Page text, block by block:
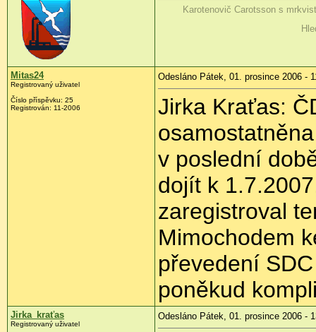
Karotenovič Carotsson s
Mitas24
Registrovaný uživatel
Číslo příspěvku: 25
Registrován: 11-2006
Odesláno Pátek, 01. prosince 2006 -
Jirka Kraťas:
v poslední
dojít k
zaregistroval
Mimochodem
převedení
poněkud
Jirka_kraťas
Registrovaný uživatel
Odesláno Pátek, 01. prosince 2006 -